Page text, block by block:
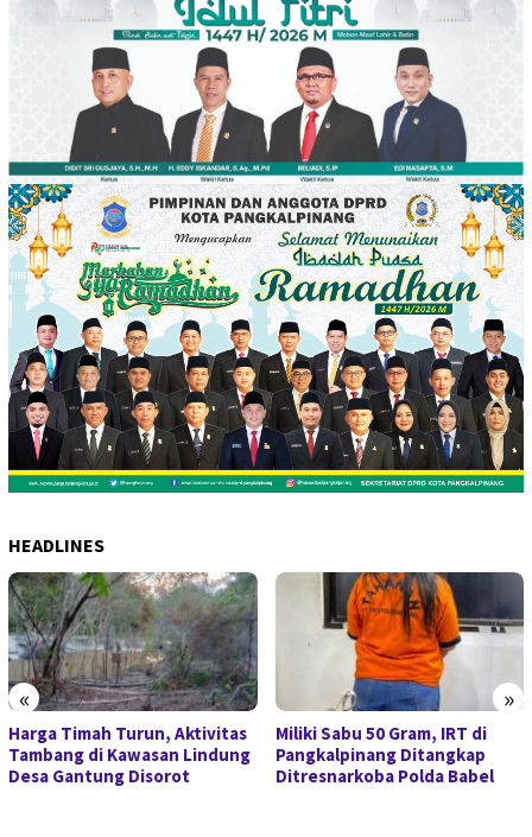
HEADLINES
« »
Harga Timah Turun, Aktivitas
Tambang di Kawasan Lindung
Desa Gantung Disorot
Miliki Sabu 50 Gram, IRT di
Pangkalpinang Ditangkap
Ditresnarkoba Polda Babel